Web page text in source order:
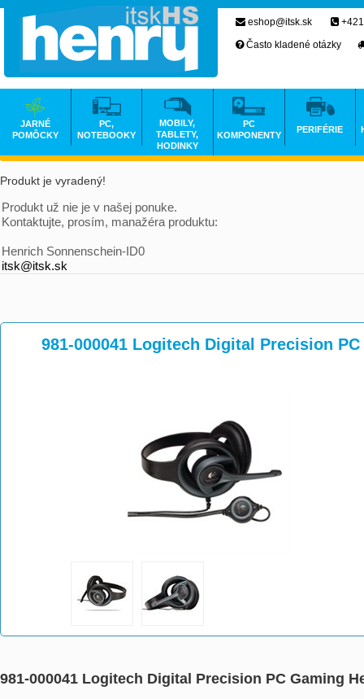
Produkt je vyradený!
Produkt už nie je v našej ponuke.
Kontaktujte, prosím, manažéra produktu:
Henrich Sonnenschein-ID0
itsk@itsk.sk
981-000041 Logitech Digital Precision
981-000041 Logitech Digital Precision PC Gaming
eshop@itsk.sk
Často kladené otázky
JARNÉ
POMÔCKY
PC,
NOTEBOOKY
MOBILY,
TABLETY,
HODINKY
PC
KOMPONENTY
PERIFÉRIE